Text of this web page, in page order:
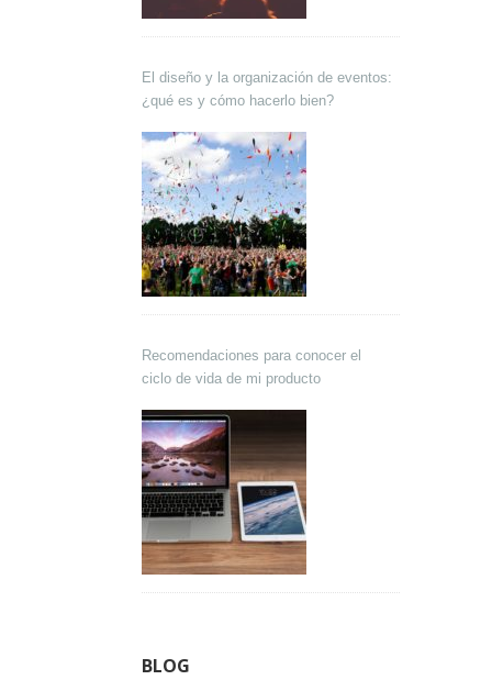
El diseño y la organización de eventos:
¿qué es y cómo hacerlo bien?
Recomendaciones para conocer el
ciclo de vida de mi producto
BLOG